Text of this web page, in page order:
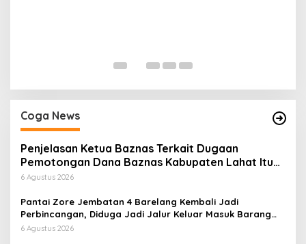
Coga News
Penjelasan Ketua Baznas Terkait Dugaan
Pemotongan Dana Baznas Kabupaten Lahat Itu
Tidak Benar
6 Agustus 2026
Pantai Zore Jembatan 4 Barelang Kembali Jadi
Perbincangan, Diduga Jadi Jalur Keluar Masuk Barang
Tanpa Dokumen Kepabeanan, Nama Berinisial WL
6 Agustus 2026